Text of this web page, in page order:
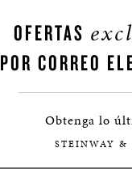
OFERTAS
POR CORREO
Obtenga lo
STEINWAY &